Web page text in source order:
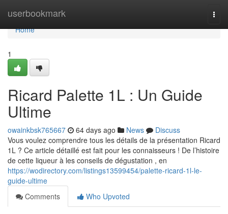
userbookmark
Home
Home
1
Ricard Palette 1L : Un Guide
Ultime
owainkbsk765667 64 days ago News
Discuss
Vous voulez comprendre tous les détails de la présentation Ricard
1L ? Ce article détaillé est fait pour les connaisseurs ! De l’histoire
de cette liqueur à les conseils de dégustation , en
https://wodirectory.com/listings13599454/palette-ricard-1l-le-
guide-ultime
Comments
Who Upvoted